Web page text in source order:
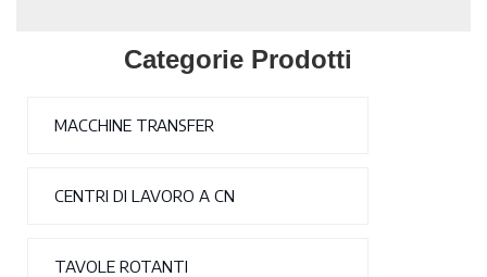
Categorie Prodotti
MACCHINE TRANSFER
CENTRI DI LAVORO A CN
TAVOLE ROTANTI